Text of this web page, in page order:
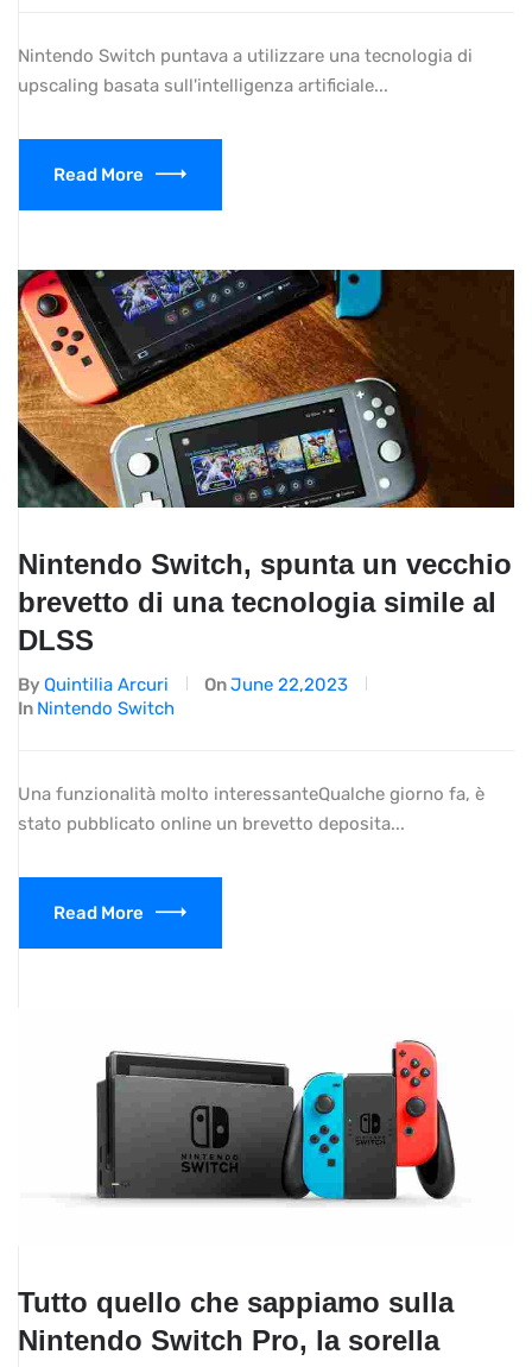
Nintendo Switch puntava a utilizzare una tecnologia di
upscaling basata sull'intelligenza artificiale...
Read More
Nintendo Switch, spunta un vecchio
brevetto di una tecnologia simile al
DLSS
By Quintilia Arcuri OnJune 22,2023
In Nintendo Switch
Una funzionalità molto interessanteQualche giorno fa, è
stato pubblicato online un brevetto deposita...
Read More
Tutto quello che sappiamo sulla
Nintendo Switch Pro, la sorella